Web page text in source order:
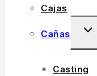
Cajas
Cañas
Casting